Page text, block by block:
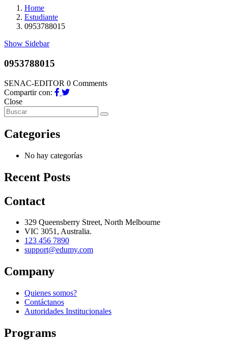
Home
Estudiante
0953788015
Show Sidebar
0953788015
SENAC-EDITOR 0 Comments
Compartir con:
Close
Categories
No hay categorías
Recent Posts
Contact
329 Queensberry Street, North Melbourne
VIC 3051, Australia.
123 456 7890
support@edumy.com
Company
Quienes somos?
Contáctanos
Autoridades Institucionales
Programs